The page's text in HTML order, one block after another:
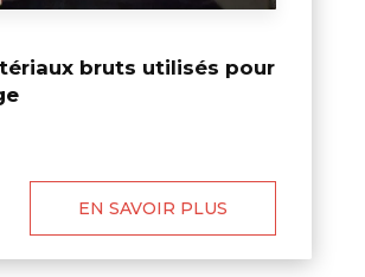
bruts utilisés pour
EN SAVOIR PLUS